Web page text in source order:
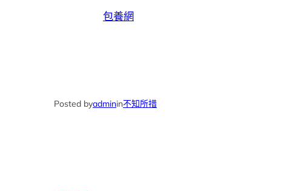
包養網
Posted byadminin不知所措